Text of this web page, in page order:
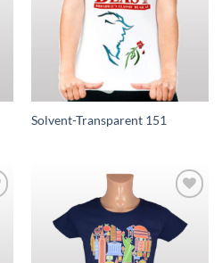
Solvent-Transparent 151
zur
Wunschliste
hinzufügen